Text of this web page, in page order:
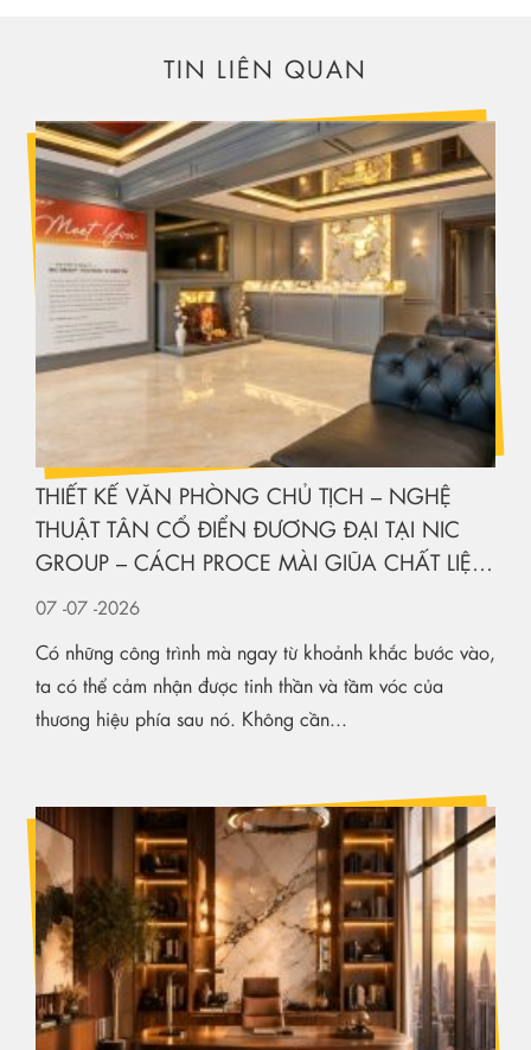
TIN LIÊN QUAN
THIẾT KẾ VĂN PHÒNG CHỦ TỊCH – NGHỆ
THUẬT TÂN CỔ ĐIỂN ĐƯƠNG ĐẠI TẠI NIC
GROUP – CÁCH PROCE MÀI GIŨA CHẤT LIỆU
KIẾN TẠO KHÔNG GIAN HẠNG SANG
07 -07 -2026
Có những công trình mà ngay từ khoảnh khắc bước vào,
ta có thể cảm nhận được tinh thần và tầm vóc của
thương hiệu phía sau nó. Không cần...